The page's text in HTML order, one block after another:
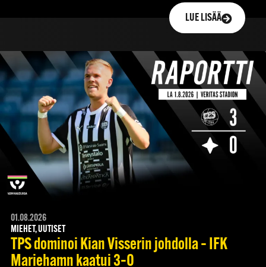
LUE LISÄÄ
01.08.2026
MIEHET, UUTISET
TPS dominoi Kian Visserin johdolla – IFK
Mariehamn kaatui 3–0